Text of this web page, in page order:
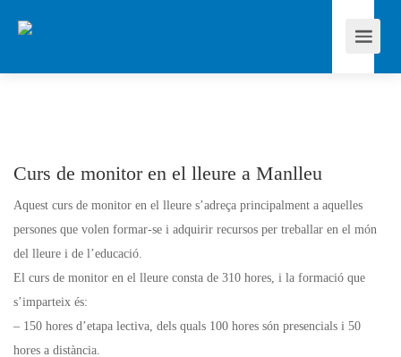
Curs de monitor en el lleure a Manlleu
Aquest curs de monitor en el lleure s’adreça principalment a aquelles
persones que volen formar-se i adquirir recursos per treballar en el món
del lleure i de l’educació.
El curs de monitor en el lleure consta de 310 hores, i la formació que
s’imparteix és:
– 150 hores d’etapa lectiva, dels quals 100 hores són presencials i 50
hores a distància.